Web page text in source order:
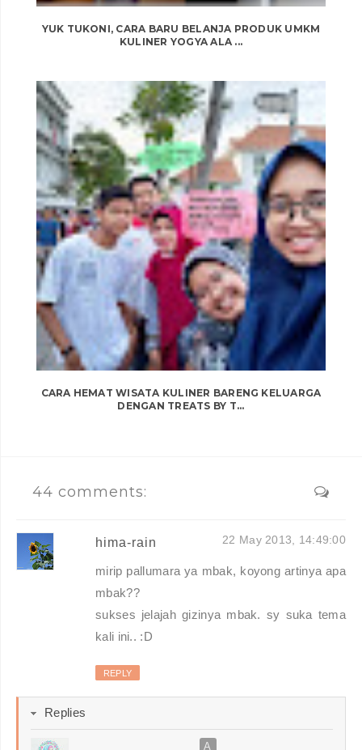
YUK TUKONI, CARA BARU BELANJA PRODUK UMKM
KULINER YOGYA ALA ...
CARA HEMAT WISATA KULINER BARENG KELUARGA
DENGAN TREATS BY T...
44 comments:
hima-rain 22 May 2013, 14:49:00
mirip pallumara ya mbak, koyong artinya apa
mbak??
sukses jelajah gizinya mbak. sy suka tema
kali ini.. :D
REPLY
Replies